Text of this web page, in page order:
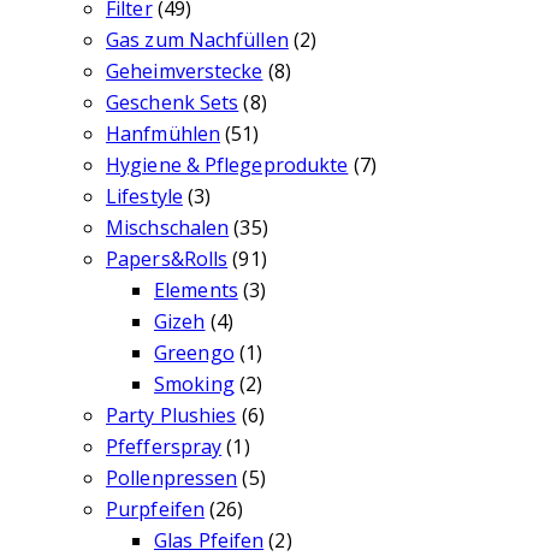
Filter(49)
Gas zum Nachfüllen (2)
Geheimverstecke (8)
Geschenk Sets (8)
Hanfmühlen (51)
Hygiene & Pflegeprodukte (7)
Lifestyle (3)
Mischschalen (35)
Papers&Rolls (91)
Elements (3)
Gizeh (4)
Greengo (1)
Smoking(2)
Party Plushies (6)
Pfefferspray(1)
Pollenpressen (5)
Purpfeifen (26)
Glas Pfeifen (2)